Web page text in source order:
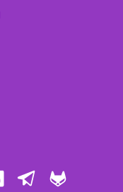
LinkedInTelegram